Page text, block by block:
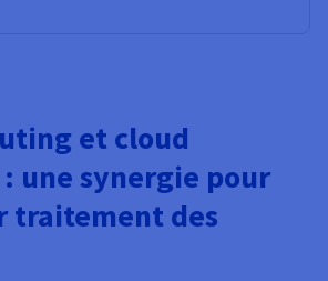
et cloud
une synergie pour
traitement des